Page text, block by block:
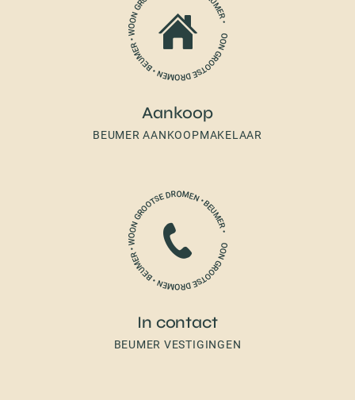
Aankoop
BEUMER AANKOOPMAKELAAR
In contact
BEUMER VESTIGINGEN